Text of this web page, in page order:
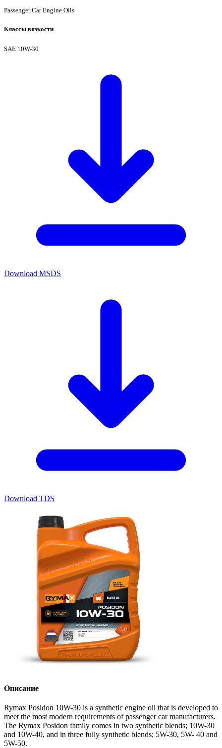
Passenger Car Engine Oils
Классы вязкости
SAE 10W-30
Download MSDS
Download TDS
Описание
Rymax Posidon 10W-30 is a synthetic engine oil that is developed to
meet the most modern requirements of passenger car manufacturers.
The Rymax Posidon family comes in two synthetic blends; 10W-30
and 10W-40, and in three fully synthetic blends; 5W-30, 5W- 40 and
5W-50.